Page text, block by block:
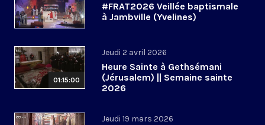
#FRAT2026 Veillée baptismale
à Jambville (Yvelines)
01:15:00
Jeudi 2 avril 2026
Heure Sainte à Gethsémani
(Jérusalem) || Semaine sainte
2026
Jeudi 19 mars 2026